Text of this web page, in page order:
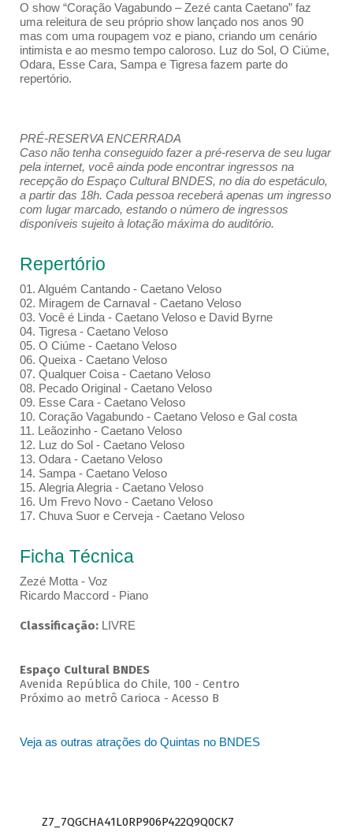
O show “Coração Vagabundo – Zezé canta Caetano” faz
uma releitura de seu próprio show lançado nos anos 90
mas com uma roupagem voz e piano, criando um cenário
intimista e ao mesmo tempo caloroso. Luz do Sol, O Ciúme,
Odara, Esse Cara, Sampa e Tigresa fazem parte do
repertório.
PRÉ-RESERVA ENCERRADA
Caso não tenha conseguido fazer a pré-reserva de seu lugar
pela internet, você ainda pode encontrar ingressos na
recepção do Espaço Cultural BNDES, no dia do espetáculo,
a partir das 18h. Cada pessoa receberá apenas um ingresso
com lugar marcado, estando o número de ingressos
disponíveis sujeito à lotação máxima do auditório.
Repertório
01. Alguém Cantando - Caetano Veloso
02. Miragem de Carnaval - Caetano Veloso
03. Você é Linda - Caetano Veloso e David Byrne
04. Tigresa - Caetano Veloso
05. O Ciúme - Caetano Veloso
06. Queixa - Caetano Veloso
07. Qualquer Coisa - Caetano Veloso
08. Pecado Original - Caetano Veloso
09. Esse Cara - Caetano Veloso
10. Coração Vagabundo - Caetano Veloso e Gal costa
11. Leãozinho - Caetano Veloso
12. Luz do Sol - Caetano Veloso
13. Odara - Caetano Veloso
14. Sampa - Caetano Veloso
15. Alegria Alegria - Caetano Veloso
16. Um Frevo Novo - Caetano Veloso
17. Chuva Suor e Cerveja - Caetano Veloso
Ficha Técnica
Zezé Motta - Voz
Ricardo Maccord - Piano
Classificação: LIVRE
Espaço Cultural BNDES
Avenida República do Chile, 100 - Centro
Próximo ao metrô Carioca - Acesso B
Veja as outras atrações do Quintas no BNDES
Z7_7QGCHA41L0RP906P422Q9Q0CK7